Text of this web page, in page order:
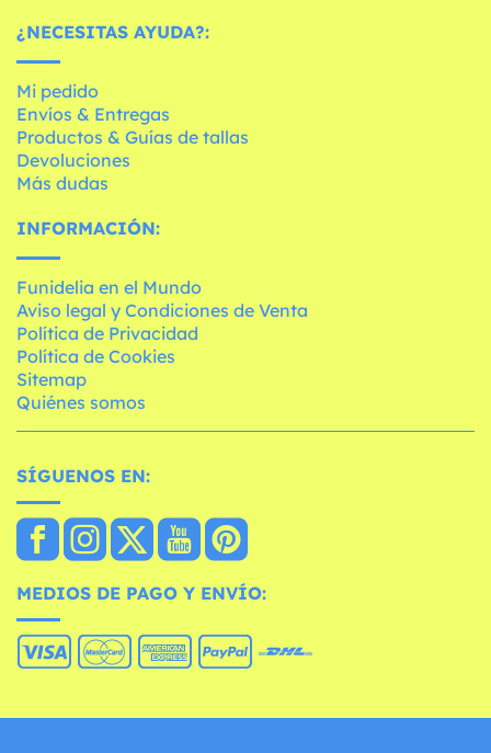
¿NECESITAS AYUDA?:
Mi pedido
Envíos & Entregas
Productos & Guías de tallas
Devoluciones
Más dudas
INFORMACIÓN:
Funidelia en el Mundo
Aviso legal y Condiciones de Venta
Política de Privacidad
Política de Cookies
Sitemap
Quiénes somos
SÍGUENOS EN:
MEDIOS DE PAGO Y ENVÍO: